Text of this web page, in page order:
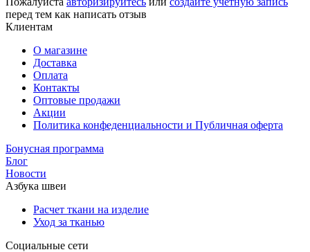
перед тем как написать отзыв
Клиентам
О магазине
Доставка
Оплата
Контакты
Оптовые продажи
Акции
Политика конфеденциальности и Публичная оферта
Бонусная программа
Блог
Новости
Азбука швеи
Расчет ткани на изделие
Уход за тканью
Социальные сети